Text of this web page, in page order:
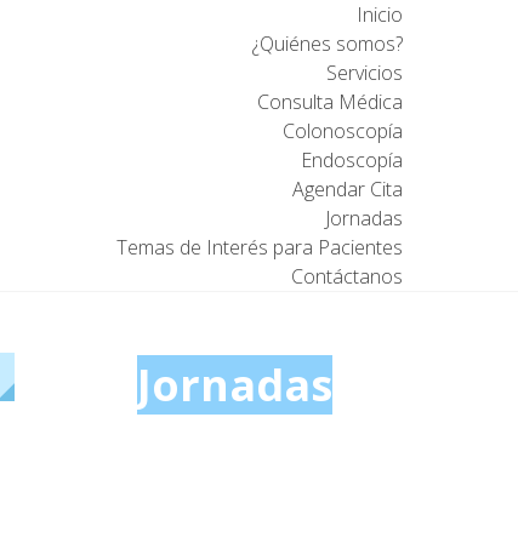
Inicio
¿Quiénes somos?
Servicios
Consulta Médica
Colonoscopía
Endoscopía
Agendar Cita
Jornadas
Temas de Interés para Pacientes
Contáctanos
Jornadas